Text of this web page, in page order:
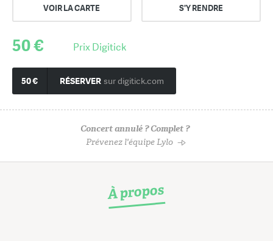
VOIR LA CARTE S'Y RENDRE
50 € Prix Digitick
50 € RÉSERVER sur digitick.com
Concert annulé ? Complet ?
Prévenez l'équipe Lylo
À propos